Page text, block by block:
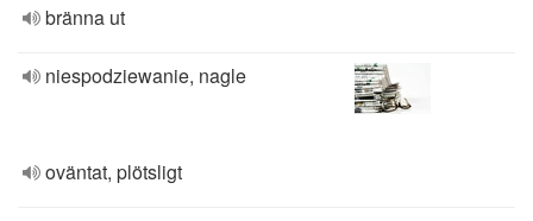
bränna ut
niespodziewanie, nagle
oväntat, plötsligt